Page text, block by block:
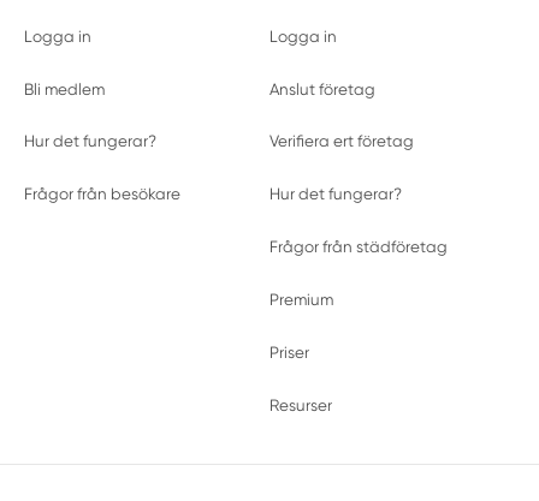
Logga in
Bli medlem
Hur det fungerar?
Frågor från besökare
Logga in
Anslut företag
Verifiera ert företag
Hur det fungerar?
Frågor från städföretag
Premium
Priser
Resurser